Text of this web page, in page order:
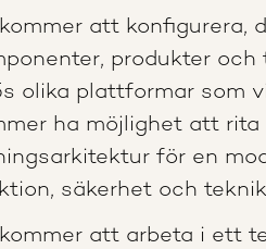
att konfigurera,
produkter
olika plattformar som
ha möjlighet att
för en
säkerhet och
att arbeta i ett